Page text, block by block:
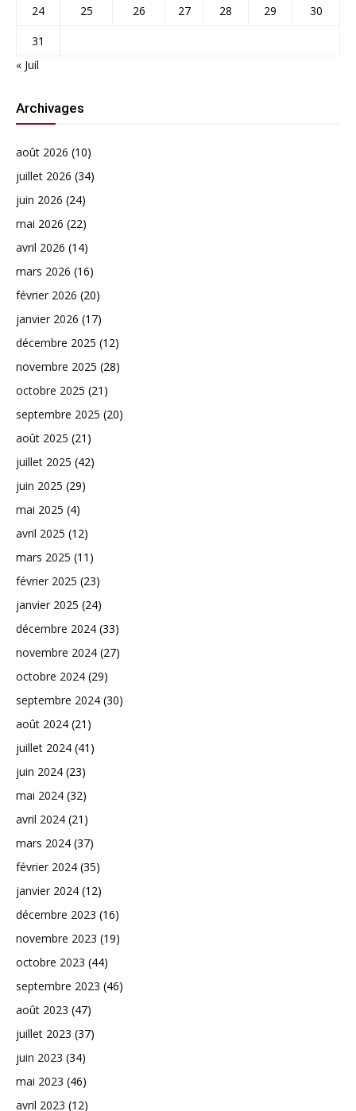
24
25 26 27 28 29
30
31
« Juil
Archivages
août 2026 (10)
juillet 2026 (34)
juin 2026 (24)
mai 2026 (22)
avril 2026 (14)
mars 2026 (16)
février 2026 (20)
janvier 2026 (17)
décembre 2025 (12)
novembre 2025 (28)
octobre 2025 (21)
septembre 2025 (20)
août 2025 (21)
juillet 2025 (42)
juin 2025 (29)
mai 2025 (4)
avril 2025 (12)
mars 2025 (11)
février 2025 (23)
janvier 2025 (24)
décembre 2024 (33)
novembre 2024 (27)
octobre 2024 (29)
septembre 2024 (30)
août 2024 (21)
juillet 2024 (41)
juin 2024 (23)
mai 2024 (32)
avril 2024 (21)
mars 2024 (37)
février 2024 (35)
janvier 2024 (12)
décembre 2023 (16)
novembre 2023 (19)
octobre 2023 (44)
septembre 2023 (46)
août 2023 (47)
juillet 2023 (37)
juin 2023 (34)
mai 2023 (46)
avril 2023 (12)